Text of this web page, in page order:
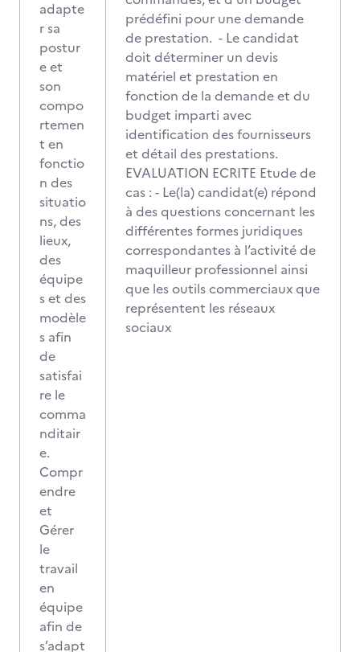
adapte
r sa
postur
e et
son
compo
rtemen
t en
fonctio
n des
situatio
ns, des
lieux,
des
équipe
s et des
modèle
s afin
de
satisfai
re le
comma
nditair
e.
Compr
endre
et
Gérer
le
travail
en
équipe
afin de
s’adapt
prédéfini pour une demande
de prestation. - Le candidat
doit déterminer un devis
matériel et prestation en
fonction de la demande et du
budget imparti avec
identification des fournisseurs
et détail des prestations.
EVALUATION ECRITE Etude de
cas : - Le(la) candidat(e) répond
à des questions concernant les
différentes formes juridiques
correspondantes à l’activité de
maquilleur professionnel ainsi
que les outils commerciaux que
représentent les réseaux
sociaux